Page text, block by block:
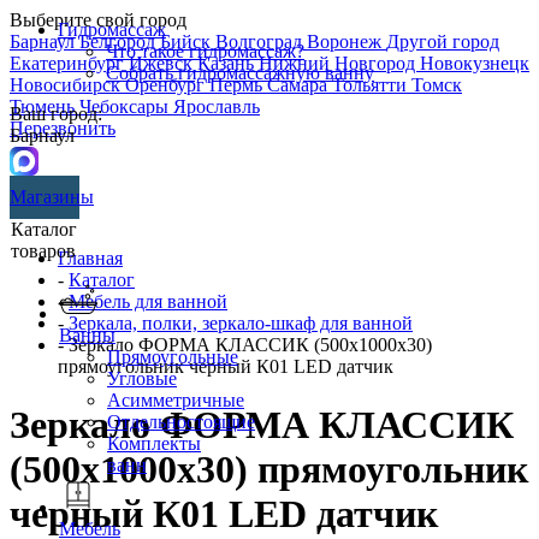
Выберите свой город
БарнаулБелгородБийск ВолгоградВоронеж Другой город
ЕкатеринбургИжевскКазаньНижний Новгород Новокузнецк
НовосибирскОренбургПермьСамараТольятти Томск
ТюменьЧебоксары Ярославль
Перезвонить
Гидромассаж
Что такое гидромассаж?
Собрать гидромассажную ванну
Ваш город:
Барнаул
Магазины
Каталог
товаров
Ванны
Прямоугольные
Угловые
Асимметричные
Отдельностоящие
Комплекты
ванн
Мебель
Главная
- Каталог
-Мебель для ванной
- Зеркала, полки, зеркало-шкаф для ванной
- Зеркало ФОРМА КЛАССИК (500х1000х30)
прямоугольник черный К01 LED датчик
Зеркало ФОРМА КЛАССИК
(500х1000х30) прямоугольник
черный К01 LED датчик